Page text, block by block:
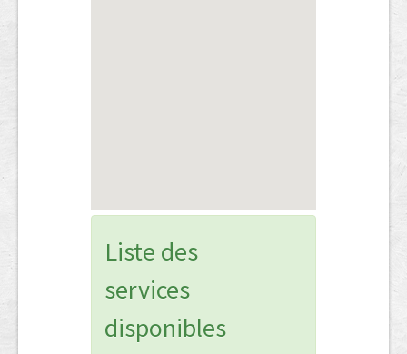
Liste des
services
disponibles